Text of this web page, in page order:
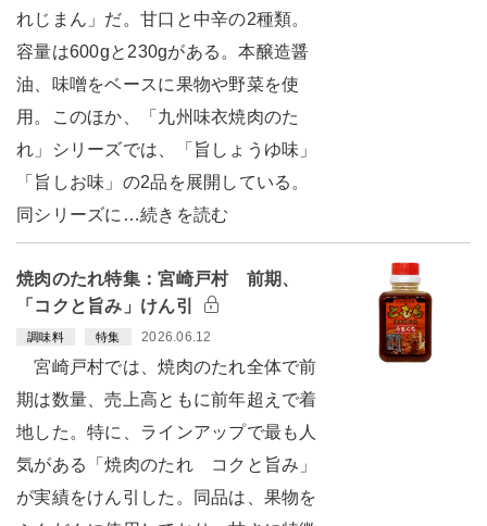
れじまん」だ。甘口と中辛の2種類。
容量は600gと230gがある。本醸造醤
油、味噌をベースに果物や野菜を使
用。このほか、「九州味衣焼肉のた
れ」シリーズでは、「旨しょうゆ味」
「旨しお味」の2品を展開している。
同シリーズに…続きを読む
焼肉のたれ特集：宮崎戸村 前期、
「コクと旨み」けん引
調味料 特集 2026.06.12
宮崎戸村では、焼肉のたれ全体で前
期は数量、売上高ともに前年超えで着
地した。特に、ラインアップで最も人
気がある「焼肉のたれ コクと旨み」
が実績をけん引した。同品は、果物を